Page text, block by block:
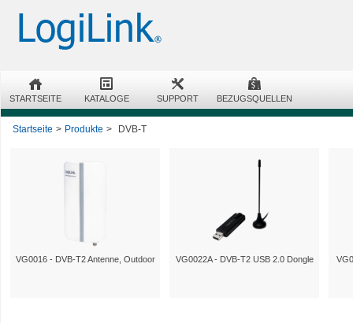
STARTSEITE KATALOGE SUPPORT BEZUGSQUELLEN
Startseite > Produkte > DVB-T
VG0016 - DVB-T2 Antenne, Outdoor VG0022A - DVB-T2 USB 2.0 Dongle